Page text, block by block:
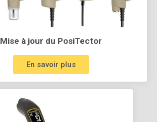
Mise à jour du PosiTector
En savoir plus